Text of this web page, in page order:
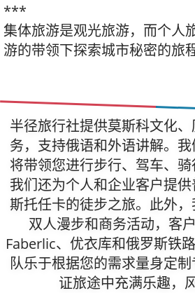
***
集体旅游是观光旅游，而个人
游的带领下探索城市秘密的旅程
半径旅行社提供莫斯科文化
务，支持俄语和外语讲解。
将带领您进行步行、驾车、骑
我们还为个人和企业客户提
斯托任卡的徒步之旅。此外
双人漫步和商务活动，客
Faberlic、优衣库和俄罗斯铁
队乐于根据您的需求量身定
证旅途中充满乐趣，